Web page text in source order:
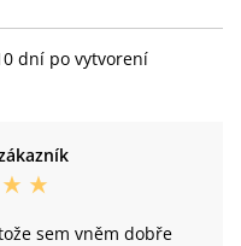
dní po vytvorení